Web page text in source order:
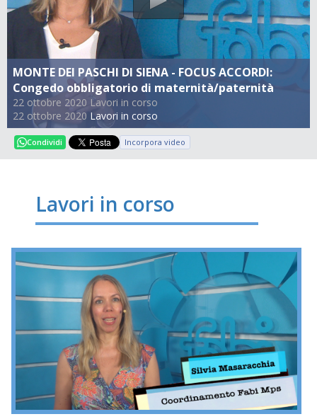
MONTE DEI PASCHI DI SIENA - FOCUS ACCORDI:
Congedo obbligatorio di maternità/paternità
22 ottobre 2020 Lavori in corso
22 ottobre 2020 Lavori in corso
Condividi Incorpora video
Lavori in corso